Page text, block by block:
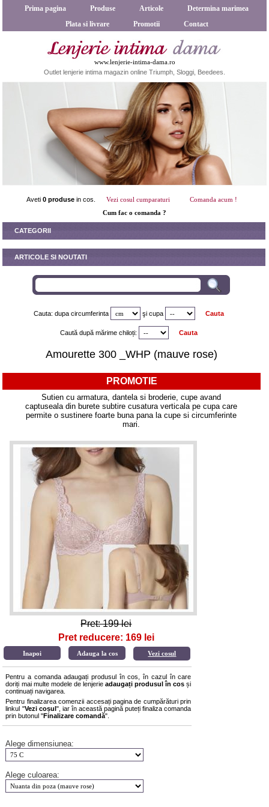
Prima pagina Produse Articole
Determina marimea
Plata si livrare
Promotii Contact
www.lenjerie-intima-dama.ro
Outlet lenjerie intima magazin online Triumph, Sloggi, Beedees.
Aveti 0 produsein cos. Vezi cosul cumparaturi
Comanda acum !
Cum fac o comanda ?
CATEGORII
ARTICOLE SI NOUTATI
Cauta: dupa circumferinta şi cupa
Caută după mărime chiloți:
Amourette 300 _WHP (mauve rose)
PROMOTIE
Sutien cu armatura, dantela si broderie, cupe avand
captuseala din burete subtire cusatura verticala pe cupa care
permite o sustinere foarte buna pana la cupe si circumferinte
mari.
Pret: 199 lei
Pret reducere: 169 lei
Vezi cosul
Pentru a comanda adaugați produsul în cos, în cazul în care
doriți mai multe modele de lenjerie adaugați produsul în cos și
continuați navigarea.
Pentru finalizarea comenzii accesați pagina de cumpărături prin
linkul "Vezi coșul", iar în această pagină puteți finaliza comanda
prin butonul "Finalizare comandă".
Alege dimensiunea:
Alege culoarea: